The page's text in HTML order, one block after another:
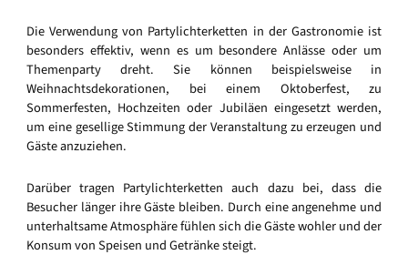
Die Verwendung von Partylichterketten in der Gastronomie ist
besonders effektiv, wenn es um besondere Anlässe oder um
Themenparty dreht. Sie können beispielsweise in
Weihnachtsdekorationen, bei einem Oktoberfest, zu
Sommerfesten, Hochzeiten oder Jubiläen eingesetzt werden,
um eine gesellige Stimmung der Veranstaltung zu erzeugen und
Gäste anzuziehen.
Darüber tragen Partylichterketten auch dazu bei, dass die
Besucher länger ihre Gäste bleiben. Durch eine angenehme und
unterhaltsame Atmosphäre fühlen sich die Gäste wohler und der
Konsum von Speisen und Getränke steigt.